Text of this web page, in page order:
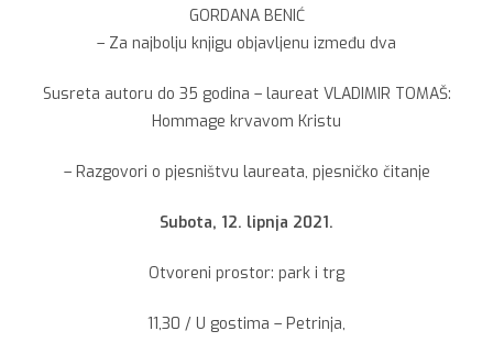
GORDANA BENIĆ
– Za najbolju knjigu objavljenu između dva
Susreta autoru do 35 godina – laureat VLADIMIR TOMAŠ:
Hommage krvavom Kristu
– Razgovori o pjesništvu laureata, pjesničko čitanje
Subota, 12. lipnja 2021.
Otvoreni prostor: park i trg
11,30 / U gostima – Petrinja,